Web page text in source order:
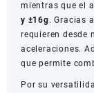
mientras que el
y ±16g. Gracias
requieren desde
aceleraciones.
que permite
Por su